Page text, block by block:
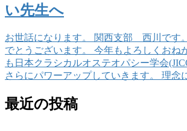
い先生へ
お世話になります。 関西支部 西川です
でとうございます。 今年もよろしくおね
も日本クラシカルオステオパシー学会
さらにパワーアップしていきます。 理
最近の投稿